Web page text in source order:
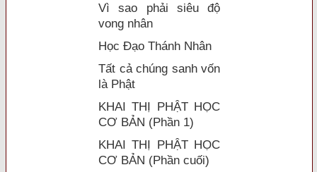
Vì sao phải siêu độ
vong nhân
Học Đạo Thánh Nhân
Tất cả chúng sanh vốn
là Phật
KHAI THỊ PHẬT HỌC
CƠ BẢN (Phần 1)
KHAI THỊ PHẬT HỌC
CƠ BẢN (Phần cuối)